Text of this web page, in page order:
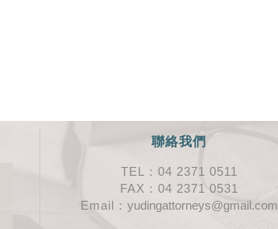
聯絡我們
TEL：04 2371 0511
FAX：04 2371 0531
Email： yudingattorneys@gmail.com